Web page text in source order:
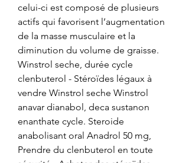
celui-ci est composé de plusieurs
actifs qui favorisent l’augmentation
de la masse musculaire et la
diminution du volume de graisse.
Winstrol seche, durée cycle
clenbuterol - Stéroïdes légaux à
vendre Winstrol seche Winstrol
anavar dianabol, deca sustanon
enanthate cycle. Steroide
anabolisant oral Anadrol 50 mg,
Prendre du clenbuterol en toute